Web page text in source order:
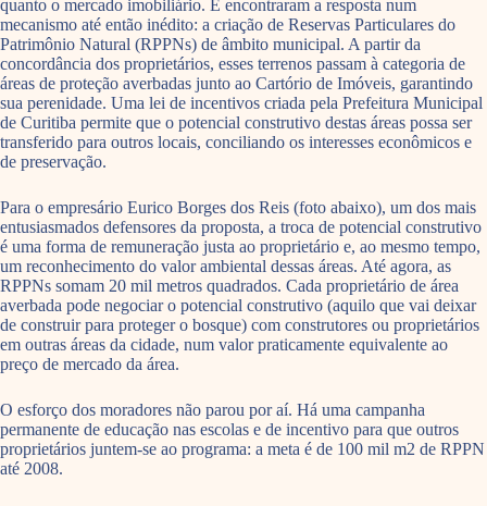
quanto o mercado imobiliário. E encontraram a resposta num
mecanismo até então inédito: a criação de Reservas Particulares do
Patrimônio Natural (RPPNs) de âmbito municipal. A partir da
concordância dos proprietários, esses terrenos passam à categoria de
áreas de proteção averbadas junto ao Cartório de Imóveis, garantindo
sua perenidade. Uma lei de incentivos criada pela Prefeitura Municipal
de Curitiba permite que o potencial construtivo destas áreas possa ser
transferido para outros locais, conciliando os interesses econômicos e
de preservação.
Para o empresário Eurico Borges dos Reis (foto abaixo), um dos mais
entusiasmados defensores da proposta, a troca de potencial construtivo
é uma forma de remuneração justa ao proprietário e, ao mesmo tempo,
um reconhecimento do valor ambiental dessas áreas. Até agora, as
RPPNs somam 20 mil metros quadrados. Cada proprietário de área
averbada pode negociar o potencial construtivo (aquilo que vai deixar
de construir para proteger o bosque) com construtores ou proprietários
em outras áreas da cidade, num valor praticamente equivalente ao
preço de mercado da área.
O esforço dos moradores não parou por aí. Há uma campanha
permanente de educação nas escolas e de incentivo para que outros
proprietários juntem-se ao programa: a meta é de 100 mil m2 de RPPN
até 2008.